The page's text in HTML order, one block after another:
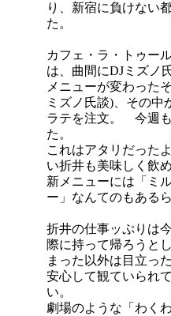
り、新宿に負けない
た。
カフェ・ラ・トゥー
は、曲間にDJミズノ
メニューが変わった
ミズノ氏談)、その中
ラテを注文。 今週
た。
これはアタリだった
い折井も美味しく飲
新メニューには「ミ
ー」なんてのもあるら
折井の仕事ッぷりは
際に持って帰ろうと
まった以外は目立っ
安心して観ていられ
い。
劇場のような「わく